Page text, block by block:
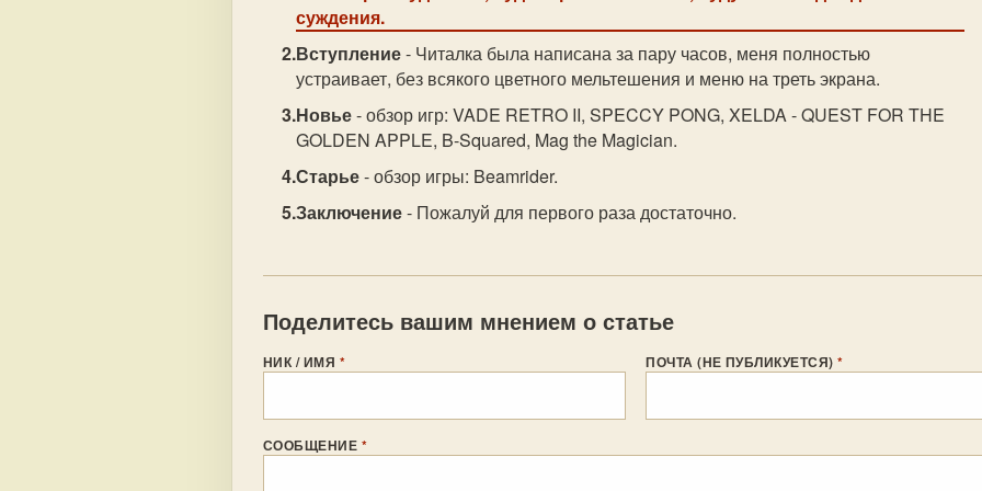
суждения.
Вступление- Читалка была написана за пару часов, меня полностью
устраивает, без всякого цветного мельтешения и меню на треть экрана.
Новье- обзор игр: VADE RETRO II, SPECCY PONG, XELDA - QUEST FOR THE
GOLDEN APPLE, B-Squared, Mag the Magician.
Старье- обзор игры: Beamrider.
Заключение- Пожалуй для первого раза достаточно.
Поделитесь вашим мнением о статье
НИК / ИМЯ * ПОЧТА (НЕ ПУБЛИКУЕТСЯ)*
СООБЩЕНИЕ *